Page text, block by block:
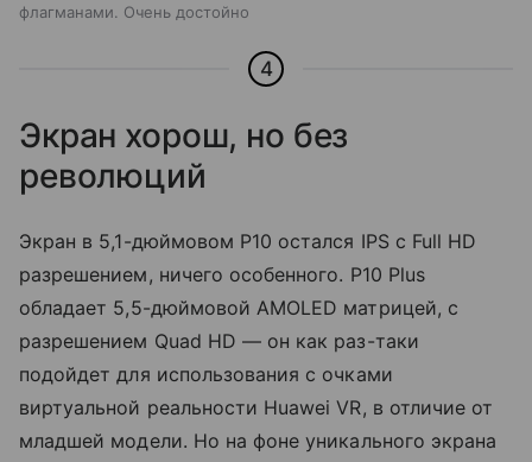
флагманами. Очень достойно
4
Экран хорош, но без
революций
Экран в 5,1-дюймовом P10 остался IPS с Full HD
разрешением, ничего особенного. P10 Plus
обладает 5,5-дюймовой AMOLED матрицей, с
разрешением Quad HD — он как раз-таки
подойдет для использования с очками
виртуальной реальности Huawei VR, в отличие от
младшей модели. Но на фоне уникального экрана